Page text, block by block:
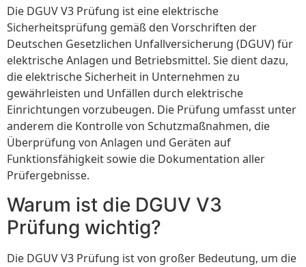
Die DGUV V3 Prüfung ist eine elektrische
Sicherheitsprüfung gemäß den Vorschriften der
Deutschen Gesetzlichen Unfallversicherung (DGUV) für
elektrische Anlagen und Betriebsmittel. Sie dient dazu,
die elektrische Sicherheit in Unternehmen zu
gewährleisten und Unfällen durch elektrische
Einrichtungen vorzubeugen. Die Prüfung umfasst unter
anderem die Kontrolle von Schutzmaßnahmen, die
Überprüfung von Anlagen und Geräten auf
Funktionsfähigkeit sowie die Dokumentation aller
Prüfergebnisse.
Warum ist die DGUV V3
Prüfung wichtig?
Die DGUV V3 Prüfung ist von großer Bedeutung, um die